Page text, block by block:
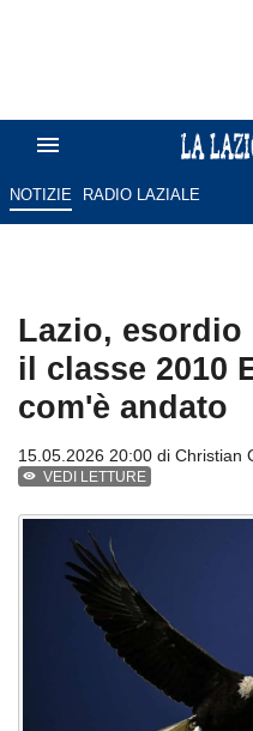
NOTIZIE RADIO LAZIALE
Lazio, esordio
il classe 2010
com'è andato
15.05.2026 20:00 di Christian
VEDI LETTURE